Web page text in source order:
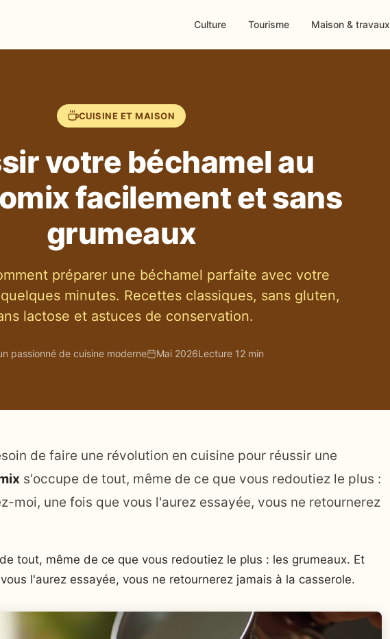
Culture Tourisme Maison & travaux
CUISINE ET MAISON
votre béchamel au
facilement et sans
grumeaux
préparer une béchamel parfaite avec votre
minutes. Recettes classiques, sans gluten,
lactose et astuces de conservation.
passionné de cuisine moderne Mai 2026Lecture 12 min
de faire une révolution en cuisine pour réussir une
s'occupe de tout, même de ce que vous redoutiez le plus :
moi, une fois que vous l'aurez essayée, vous ne retournerez
tout, même de ce que vous redoutiez le plus : les grumeaux. Et
l'aurez essayée, vous ne retournerez jamais à la casserole.